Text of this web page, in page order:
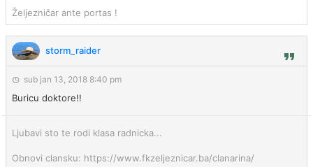
Željezničar ante portas !
storm_raider
sub jan 13, 2018 8:40 pm
Buricu doktore!!
Ljubavi sto te rodi klasa radnicka...
Obnovi clansku: https://www.fkzeljeznicar.ba/clanarina/